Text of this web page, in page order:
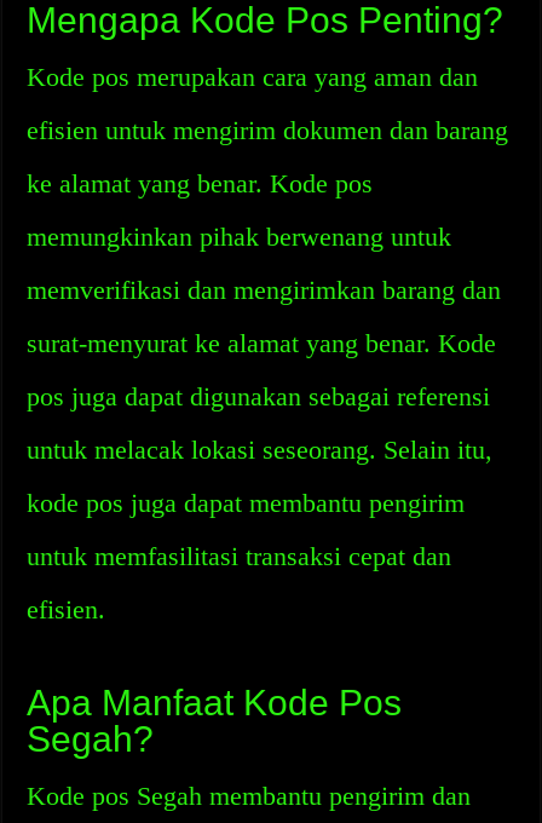
Mengapa Kode Pos Penting?
Kode pos merupakan cara yang aman dan
efisien untuk mengirim dokumen dan barang
ke alamat yang benar. Kode pos
memungkinkan pihak berwenang untuk
memverifikasi dan mengirimkan barang dan
surat-menyurat ke alamat yang benar. Kode
pos juga dapat digunakan sebagai referensi
untuk melacak lokasi seseorang. Selain itu,
kode pos juga dapat membantu pengirim
untuk memfasilitasi transaksi cepat dan
efisien.
Apa Manfaat Kode Pos
Segah?
Kode pos Segah membantu pengirim dan